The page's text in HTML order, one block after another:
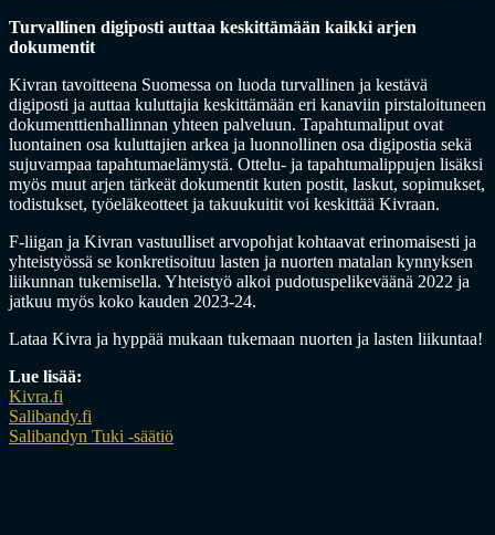
Turvallinen digiposti auttaa keskittämään kaikki arjen
dokumentit
Kivran tavoitteena Suomessa on luoda turvallinen ja kestävä
digiposti ja auttaa kuluttajia keskittämään eri kanaviin pirstaloituneen
dokumenttienhallinnan yhteen palveluun. Tapahtumaliput ovat
luontainen osa kuluttajien arkea ja luonnollinen osa digipostia sekä
sujuvampaa tapahtumaelämystä. Ottelu- ja tapahtumalippujen lisäksi
myös muut arjen tärkeät dokumentit kuten postit, laskut, sopimukset,
todistukset, työeläkeotteet ja takuukuitit voi keskittää Kivraan.
F-liigan ja Kivran vastuulliset arvopohjat kohtaavat erinomaisesti ja
yhteistyössä se konkretisoituu lasten ja nuorten matalan kynnyksen
liikunnan tukemisella. Yhteistyö alkoi pudotuspelikeväänä 2022 ja
jatkuu myös koko kauden 2023-24.
Lataa Kivra ja hyppää mukaan tukemaan nuorten ja lasten liikuntaa!
Lue lisää:
Kivra.fi
Salibandy.fi
Salibandyn Tuki -säätiö